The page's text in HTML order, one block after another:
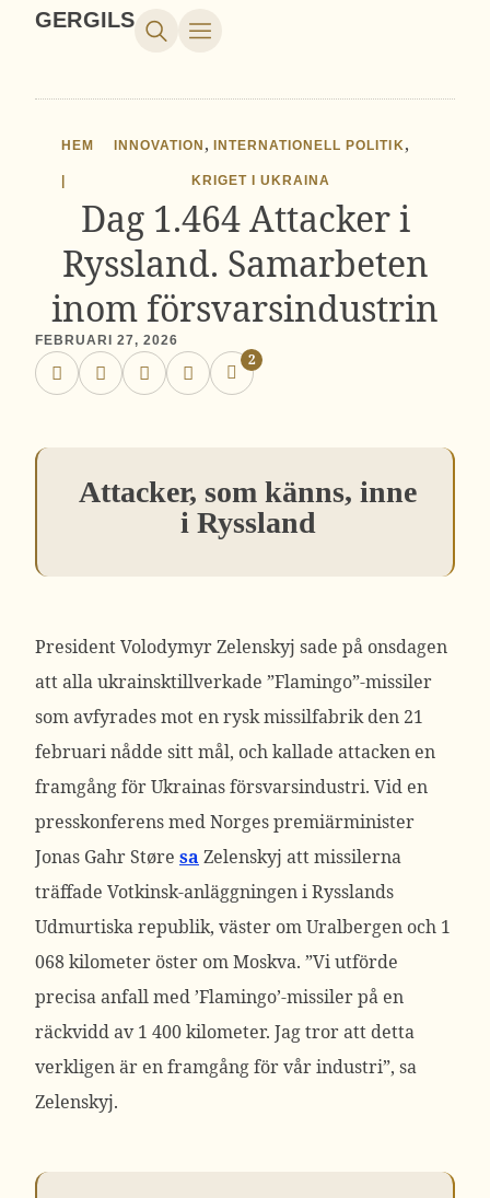
GERGILS
HEM INNOVATION , INTERNATIONELL POLITIK,
KRIGET I UKRAINA
Dag 1.464 Attacker i
Ryssland. Samarbeten
inom försvarsindustrin
FEBRUARI 27, 2026
2
Attacker, som känns, inne
i Ryssland
President Volodymyr Zelenskyj sade på onsdagen
att alla ukrainsktillverkade ”Flamingo”-missiler
som avfyrades mot en rysk missilfabrik den 21
februari nådde sitt mål, och kallade attacken en
framgång för Ukrainas försvarsindustri. Vid en
presskonferens med Norges premiärminister
Jonas Gahr Støre sa Zelenskyj att missilerna
träffade Votkinsk-anläggningen i Rysslands
Udmurtiska republik, väster om Uralbergen och 1
068 kilometer öster om Moskva. ”Vi utförde
precisa anfall med ’Flamingo’-missiler på en
räckvidd av 1 400 kilometer. Jag tror att detta
verkligen är en framgång för vår industri”, sa
Zelenskyj.